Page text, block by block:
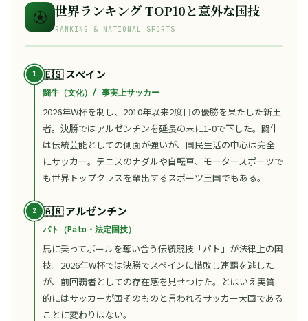
⚽ 世界ランキング TOP10と意外な国技
RANKING & NATIONAL SPORTS
🇪🇸 スペイン
闘牛（文化）/ 事実上サッカー
2026年W杯を制し、2010年以来2度目の優勝を果たした新王
者。決勝ではアルゼンチンを延長の末に1-0で下した。闘牛
は伝統芸能としての側面が強いが、国民生活の中心は完全
にサッカー。テニスのナダルや自転車、モータースポーツで
も世界トップクラスを輩出するスポーツ王国でもある。
🇦🇷 アルゼンチン
パト（Pato・法定国技）
馬に乗ってボールを奪い合う伝統競技「パト」が法律上の国
技。2026年W杯では決勝でスペインに惜敗し連覇を逃した
が、前回覇者としての存在感を見せつけた。とはいえ実質
的にはサッカーが国そのものと言われるサッカー大国である
ことに変わりはない。